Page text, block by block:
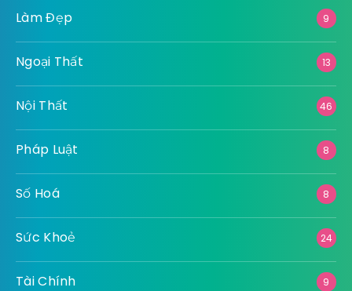
Làm Đẹp 9
Ngoại Thất 13
Nội Thất 46
Pháp Luật 8
Số Hoá 8
Sức Khoẻ 24
Tài Chính 9